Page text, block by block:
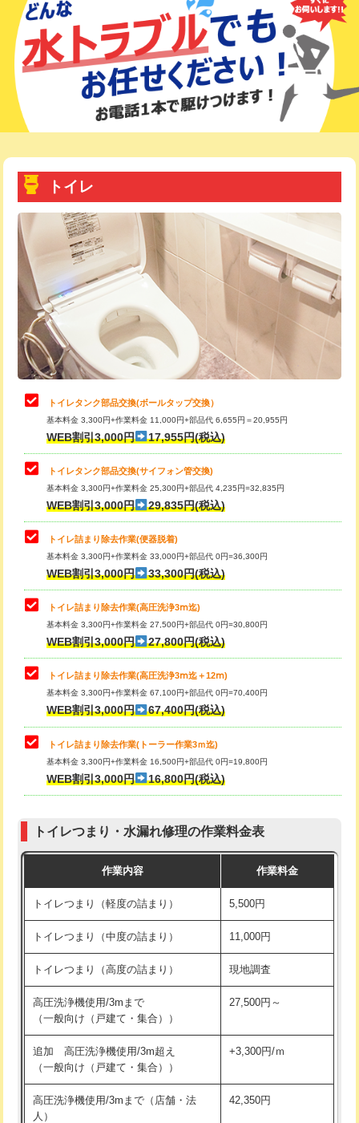
トイレ
トイレタンク部品交換(ボールタップ交換）
基本料金 3,300円+作業料金 11,000円+部品代 6,655円＝20,955円
WEB割引3,000円 17,955円(税込)
トイレタンク部品交換(サイフォン管交換)
基本料金 3,300円+作業料金 25,300円+部品代 4,235円=32,835円
WEB割引3,000円 29,835円(税込)
トイレ詰まり除去作業(便器脱着)
基本料金 3,300円+作業料金 33,000円+部品代 0円=36,300円
WEB割引3,000円 33,300円(税込)
トイレ詰まり除去作業(高圧洗浄3ⅿ迄)
基本料金 3,300円+作業料金 27,500円+部品代 0円=30,800円
WEB割引3,000円 27,800円(税込)
トイレ詰まり除去作業(高圧洗浄3ⅿ迄＋12ⅿ)
基本料金 3,300円+作業料金 67,100円+部品代 0円=70,400円
WEB割引3,000円 67,400円(税込)
トイレ詰まり除去作業(トーラー作業3ｍ迄)
基本料金 3,300円+作業料金 16,500円+部品代 0円=19,800円
WEB割引3,000円 16,800円(税込)
トイレつまり・水漏れ修理の作業料金表
作業内容 作業料金
トイレつまり（軽度の詰まり） 5,500円
トイレつまり（中度の詰まり） 11,000円
トイレつまり（高度の詰まり） 現地調査
高圧洗浄機使用/3mまで
（一般向け（戸建て・集合））
27,500円～
追加 高圧洗浄機使用/3m超え
（一般向け（戸建て・集合））
+3,300円/ｍ
高圧洗浄機使用/3mまで（店舗・法
人）
42,350円